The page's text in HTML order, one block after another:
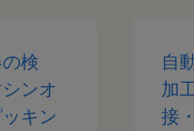
検
ンオ
キン
自
加
接